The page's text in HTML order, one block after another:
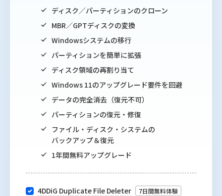
ディスク／パーティションのクローン
MBR／GPTディスクの変換
Windowsシステムの移行
パーティションを簡単に拡張
ディスク領域の再割り当て
Windows 11のアップグレード要件を回避
データの完全消去（復元不可）
パーティションの復元・修復
ファイル・ディスク・システムの
バックアップ＆復元
1年間無料アップグレード
4DDiG Duplicate File Deleter
7日間無料体験